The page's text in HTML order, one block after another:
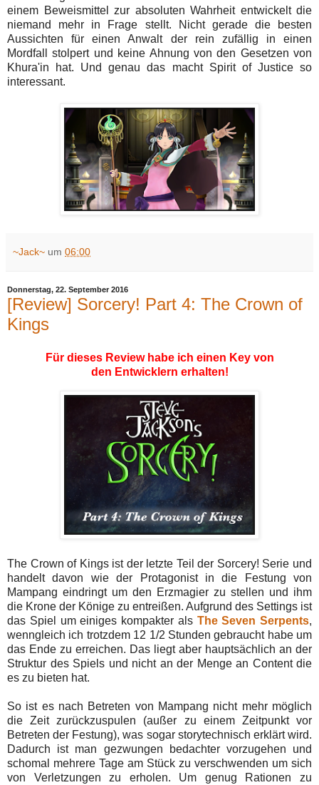
einem Beweismittel zur absoluten Wahrheit entwickelt die
niemand mehr in Frage stellt. Nicht gerade die besten
Aussichten für einen Anwalt der rein zufällig in einen
Mordfall stolpert und keine Ahnung von den Gesetzen von
Khura'in hat. Und genau das macht Spirit of Justice so
interessant.
~Jack~ um 06:00
Donnerstag, 22. September 2016
[Review] Sorcery! Part 4: The Crown of
Kings
Für dieses Review habe ich einen Key von
den Entwicklern erhalten!
The Crown of Kings ist der letzte Teil der Sorcery! Serie und
handelt davon wie der Protagonist in die Festung von
Mampang eindringt um den Erzmagier zu stellen und ihm
die Krone der Könige zu entreißen. Aufgrund des Settings ist
das Spiel um einiges kompakter als The Seven Serpents,
wenngleich ich trotzdem 12 1/2 Stunden gebraucht habe um
das Ende zu erreichen. Das liegt aber hauptsächlich an der
Struktur des Spiels und nicht an der Menge an Content die
es zu bieten hat.
So ist es nach Betreten von Mampang nicht mehr möglich
die Zeit zurückzuspulen (außer zu einem Zeitpunkt vor
Betreten der Festung), was sogar storytechnisch erklärt wird.
Dadurch ist man gezwungen bedachter vorzugehen und
schomal mehrere Tage am Stück zu verschwenden um sich
von Verletzungen zu erholen. Um genug Rationen zu